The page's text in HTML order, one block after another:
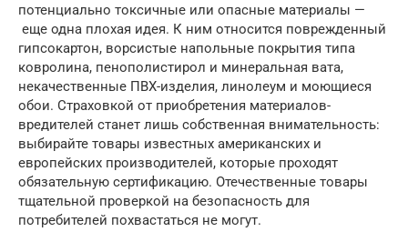
потенциально токсичные или опасные материалы —
еще одна плохая идея. К ним относится поврежденный
гипсокартон, ворсистые напольные покрытия типа
ковролина, пенополистирол и минеральная вата,
некачественные ПВХ-изделия, линолеум и моющиеся
обои. Страховкой от приобретения материалов-
вредителей станет лишь собственная внимательность:
выбирайте товары известных американских и
европейских производителей, которые проходят
обязательную сертификацию. Отечественные товары
тщательной проверкой на безопасность для
потребителей похвастаться не могут.